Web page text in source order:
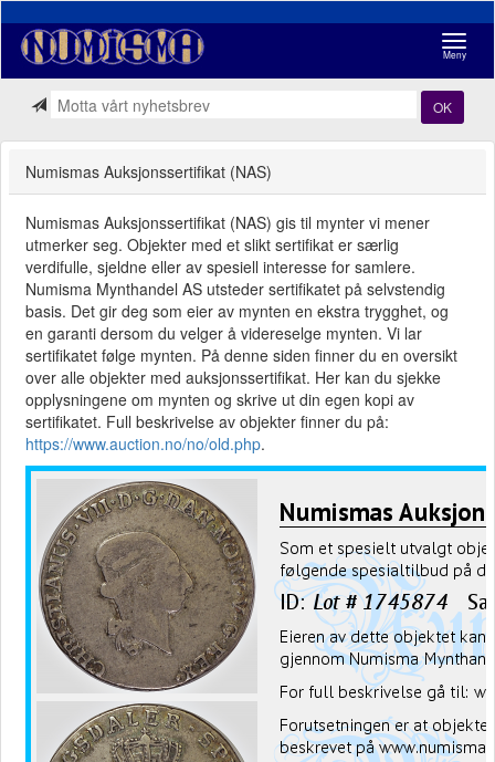
Meny
OK
Numismas Auksjonssertifikat (NAS)
Numismas Auksjonssertifikat (NAS) gis til mynter vi mener
utmerker seg. Objekter med et slikt sertifikat er særlig
verdifulle, sjeldne eller av spesiell interesse for samlere.
Numisma Mynthandel AS utsteder sertifikatet på selvstendig
basis. Det gir deg som eier av mynten en ekstra trygghet, og
en garanti dersom du velger å videreselge mynten. Vi lar
sertifikatet følge mynten. På denne siden finner du en oversikt
over alle objekter med auksjonssertifikat. Her kan du sjekke
opplysningene om mynten og skrive ut din egen kopi av
sertifikatet. Full beskrivelse av objekter finner du på:
https://www.auction.no/no/old.php.